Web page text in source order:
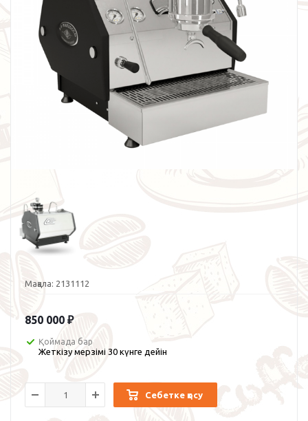
Мақала: 2131112
850 000 ₽
Қоймада бар
Жеткізу мерзімі 30 күнге дейін
Себетке қосу